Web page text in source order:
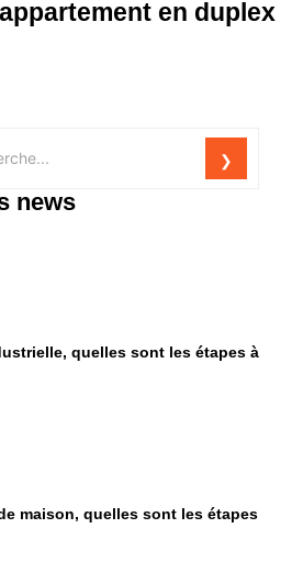
en duplex
news
quelles sont les étapes à
maison, quelles sont les étapes